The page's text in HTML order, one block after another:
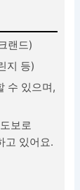
랜드)
지 등)
수 있으며,
보로
고 있어요.